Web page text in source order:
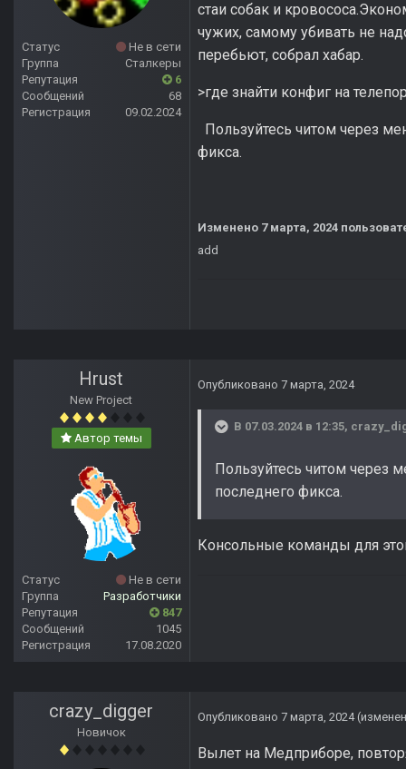
Статус
Не в сети
Группа
Сталкеры
Репутация
6
Сообщений
68
Регистрация
09.02.2024
стаи собак и
чужих, самому убивать не
перебьют, собрал хабар.
>где знайти конфиг на
Пользуйтесь читом через
фикса.
Изменено 7 марта, 2024
add
Hrust
New Project
Автор темы
Статус
Не в сети
Группа
Разработчики
Репутация
847
Сообщений
1045
Регистрация
17.08.2020
Опубликовано 7 марта, 2024
В 07.03.2024 в 12:35,
Пользуйтесь читом через
последнего фикса.
Консольные команды для
crazy_digger
Новичок
Опубликовано 7 марта, 2024
Вылет на Медприборе,